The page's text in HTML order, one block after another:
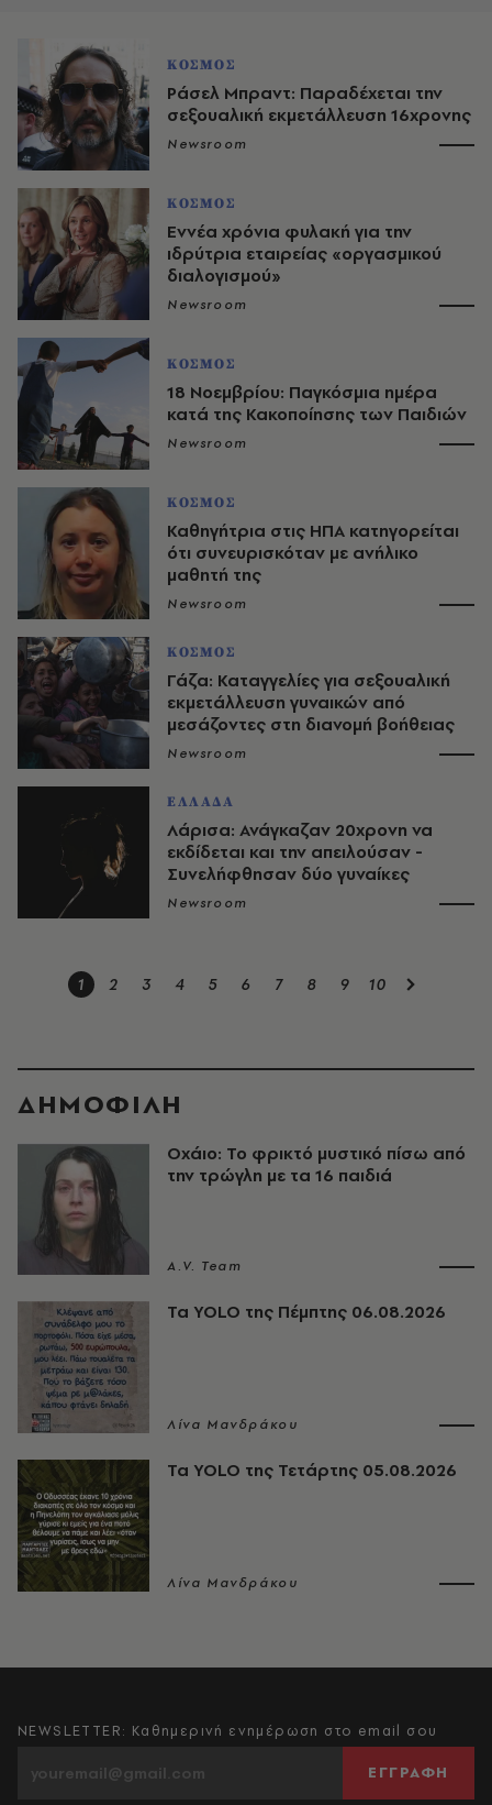
ΚΟΣΜΟΣ
Ράσελ Μπραντ: Παραδέχεται την
σεξουαλική εκμετάλλευση 16χρονης
Newsroom
ΚΟΣΜΟΣ
Εννέα χρόνια φυλακή για την
ιδρύτρια εταιρείας «οργασμικού
διαλογισμού»
Newsroom
ΚΟΣΜΟΣ
18 Νοεμβρίου: Παγκόσμια ημέρα
κατά της Κακοποίησης των Παιδιών
Newsroom
ΚΟΣΜΟΣ
Καθηγήτρια στις ΗΠΑ κατηγορείται
ότι συνευρισκόταν με ανήλικο
μαθητή της
Newsroom
ΚΟΣΜΟΣ
Γάζα: Καταγγελίες για σεξουαλική
εκμετάλλευση γυναικών από
μεσάζοντες στη διανομή βοήθειας
Newsroom
ΕΛΛΑΔΑ
Λάρισα: Ανάγκαζαν 20χρονη να
εκδίδεται και την απειλούσαν -
Συνελήφθησαν δύο γυναίκες
Newsroom
1 2 3 4 5 6 7 8 9 10
ΔΗΜΟΦΙΛΗ
Οχάιο: Το φρικτό μυστικό πίσω από
την τρώγλη με τα 16 παιδιά
A.V. Team
Τα YOLO της Πέμπτης 06.08.2026
Λίνα Μανδράκου
Τα YOLO της Τετάρτης 05.08.2026
Λίνα Μανδράκου
NEWSLETTER: Καθημερινή ενημέρωση στο email σου
ΕΓΓΡΑΦΗ